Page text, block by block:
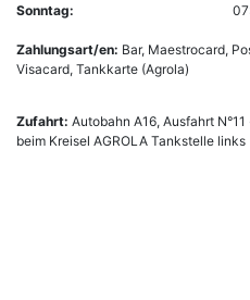
Sonntag:
Zahlungsart/en: Bar, Maestrocard,
Visacard, Tankkarte (Agrola)
Zufahrt: Autobahn A16, Ausfahrt
beim Kreisel AGROLA Tankstelle links